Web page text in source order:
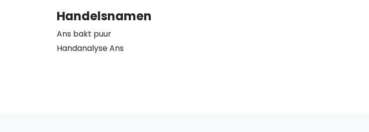
Handelsnamen
Ans bakt puur
Handanalyse Ans